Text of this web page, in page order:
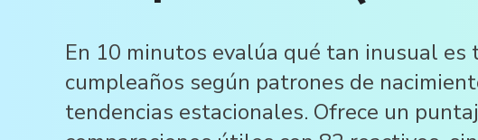
En 10 minutos evalúa qué tan inusual es
cumpleaños según patrones de
tendencias estacionales. Ofrece un